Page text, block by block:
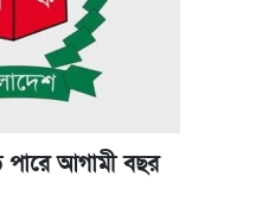
পারে আগামী বছর